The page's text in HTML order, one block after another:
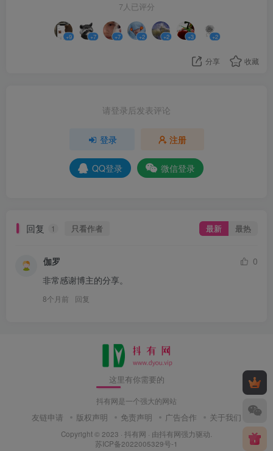
7人已评分
+9 +7 +7 +2 +2 +3 +2
分享 收藏
请登录后发表评论
登录 注册
QQ登录 微信登录
回复 1 只看作者 最新 最热
伽罗
0
非常感谢博主的分享。
8个月前 回复
这里有你需要的
抖有网是一个强大的网站
友链申请 版权声明 免责声明 广告合作 关于我们
Copyright © 2023 · 抖有网 · 由抖有网强力驱动.
苏ICP备2022005329号-1